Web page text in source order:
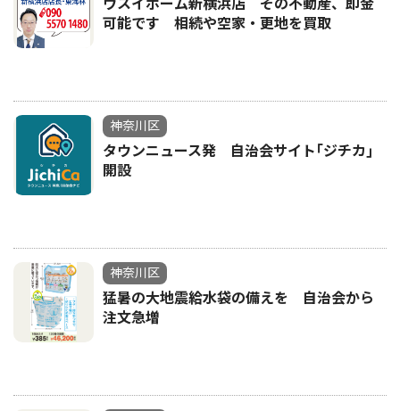
ウスイホーム新横浜店 その不動産、即金
可能です 相続や空家・更地を買取
神奈川区
タウンニュース発 自治会サイト｢ジチカ｣
開設
神奈川区
猛暑の大地震給水袋の備えを 自治会から
注文急増